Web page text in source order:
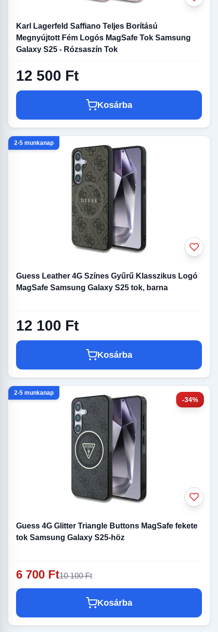
Karl Lagerfeld Saffiano Teljes Borítású
Megnyújtott Fém Logós MagSafe Tok Samsung
Galaxy S25 - Rózsaszín Tok
12 500 Ft
Kosárba
2-5 munkanap
Guess Leather 4G Színes Gyűrű Klasszikus Logó
MagSafe Samsung Galaxy S25 tok, barna
12 100 Ft
Kosárba
-34%
2-5 munkanap
Guess 4G Glitter Triangle Buttons MagSafe fekete
tok Samsung Galaxy S25-höz
6 700 Ft10 100 Ft
Kosárba